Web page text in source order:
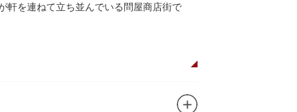
軒を連ねて立ち並んでいる問屋商店街で